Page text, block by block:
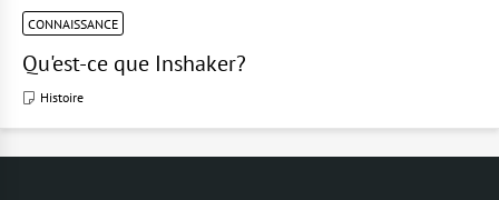
CONNAISSANCE
Qu'est-ce que Inshaker?
Histoire